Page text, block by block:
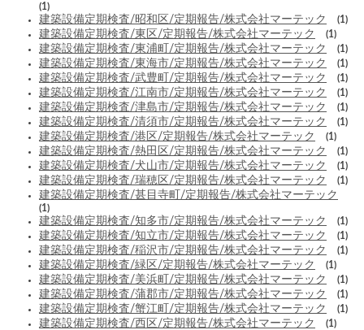
(1)
建築設備定期検査/昭和区/定期報告/株式会社マーテック (1)
建築設備定期検査/東区/定期報告/株式会社マーテック (1)
建築設備定期検査/東浦町/定期報告/株式会社マーテック (1)
建築設備定期検査/東海市/定期報告/株式会社マーテック (1)
建築設備定期検査/武豊町/定期報告/株式会社マーテック (1)
建築設備定期検査/江南市/定期報告/株式会社マーテック (1)
建築設備定期検査/津島市/定期報告/株式会社マーテック (1)
建築設備定期検査/清須市/定期報告/株式会社マーテック (1)
建築設備定期検査/港区/定期報告/株式会社マーテック (1)
建築設備定期検査/熱田区/定期報告/株式会社マーテック (1)
建築設備定期検査/犬山市/定期報告/株式会社マーテック (1)
建築設備定期検査/瑞穂区/定期報告/株式会社マーテック (1)
建築設備定期検査/甚目寺町/定期報告/株式会社マーテック
(1)
建築設備定期検査/知多市/定期報告/株式会社マーテック (1)
建築設備定期検査/知立市/定期報告/株式会社マーテック (1)
建築設備定期検査/稲沢市/定期報告/株式会社マーテック (1)
建築設備定期検査/緑区/定期報告/株式会社マーテック (1)
建築設備定期検査/美浜町/定期報告/株式会社マーテック (1)
建築設備定期検査/蒲郡市/定期報告/株式会社マーテック (1)
建築設備定期検査/蟹江町/定期報告/株式会社マーテック (1)
建築設備定期検査/西区/定期報告/株式会社マーテック (1)